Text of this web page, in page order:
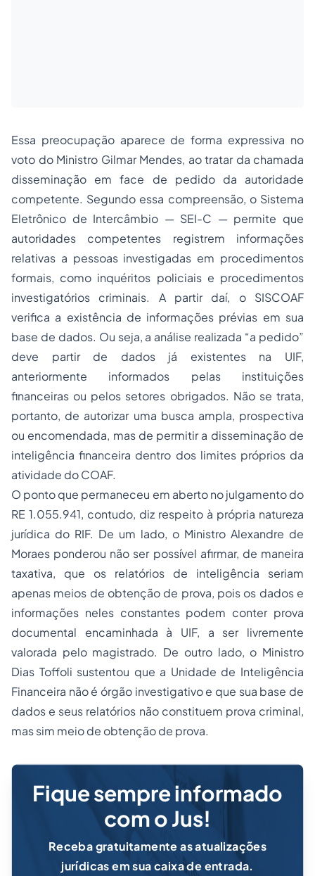
Essa preocupação aparece de forma expressiva no
voto do Ministro Gilmar Mendes, ao tratar da chamada
disseminação em face de pedido da autoridade
competente. Segundo essa compreensão, o Sistema
Eletrônico de Intercâmbio — SEI-C — permite que
autoridades competentes registrem informações
relativas a pessoas investigadas em procedimentos
formais, como inquéritos policiais e procedimentos
investigatórios criminais. A partir daí, o SISCOAF
verifica a existência de informações prévias em sua
base de dados. Ou seja, a análise realizada “a pedido”
deve partir de dados já existentes na UIF,
anteriormente informados pelas instituições
financeiras ou pelos setores obrigados. Não se trata,
portanto, de autorizar uma busca ampla, prospectiva
ou encomendada, mas de permitir a disseminação de
inteligência financeira dentro dos limites próprios da
atividade do COAF.
O ponto que permaneceu em aberto no julgamento do
RE 1.055.941, contudo, diz respeito à própria natureza
jurídica do RIF. De um lado, o Ministro Alexandre de
Moraes ponderou não ser possível afirmar, de maneira
taxativa, que os relatórios de inteligência seriam
apenas meios de obtenção de prova, pois os dados e
informações neles constantes podem conter prova
documental encaminhada à UIF, a ser livremente
valorada pelo magistrado. De outro lado, o Ministro
Dias Toffoli sustentou que a Unidade de Inteligência
Financeira não é órgão investigativo e que sua base de
dados e seus relatórios não constituem prova criminal,
mas sim meio de obtenção de prova.
Fique sempre informado
com o Jus!
Receba gratuitamente as atualizações
jurídicas em sua caixa de entrada.